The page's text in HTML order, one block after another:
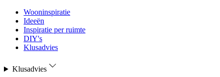
Wooninspiratie
Ideeën
Inspiratie per ruimte
DIY's
Klusadvies
Klusadvies